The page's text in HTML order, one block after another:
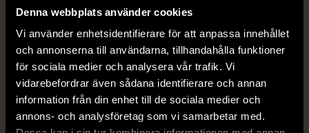
Denna webbplats använder cookies
Vi använder enhetsidentifierare för att anpassa innehållet
och annonserna till användarna, tillhandahålla funktioner
för sociala medier och analysera vår trafik. Vi
vidarebefordrar även sådana identifierare och annan
information från din enhet till de sociala medier och
annons- och analysföretag som vi samarbetar med.
Stödet från bobyrån
Stockholms Stadsmissions bobyrå förmedlar, förvaltar
och matchar boendelösningar med människor som står
utanför bostadsmarknaden. Det som utmärker vår
förmedling är att den görs efter behov och inte kötid. Vi